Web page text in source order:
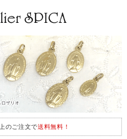
のご注文で送料無料！